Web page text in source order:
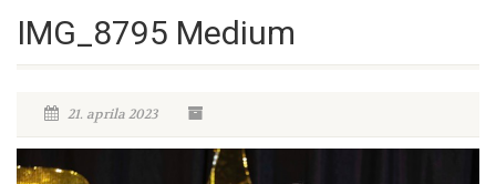
IMG_8795 Medium
21. aprila 2023